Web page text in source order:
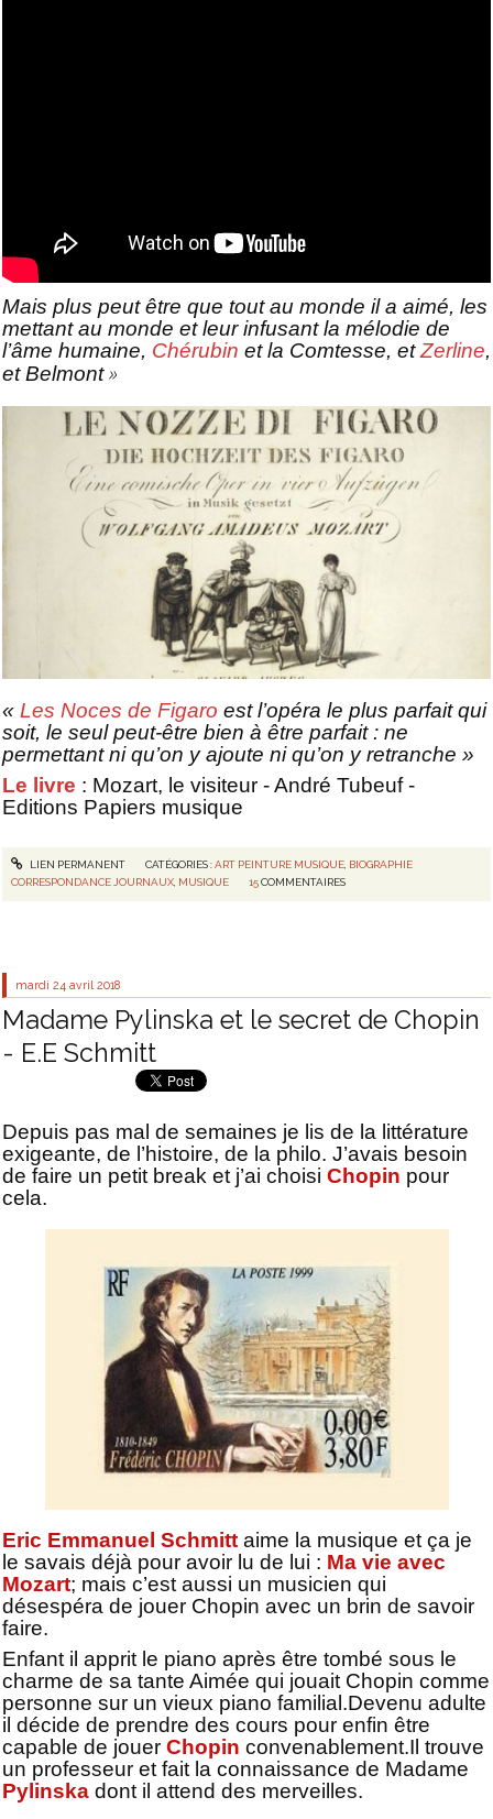
Mais plus peut être que tout au monde il a aimé, les
mettant au monde et leur infusant la mélodie de
l’âme humaine, Chérubin et la Comtesse, etZerline,
et Belmont»
« Les Noces de Figaro est l’opéra le plus parfait qui
soit, le seul peut-être bien à être parfait : ne
permettant ni qu’on y ajoute ni qu’on y retranche »
Le livre : Mozart, le visiteur - André Tubeuf -
Editions Papiers musique
LIEN PERMANENT CATÉGORIES :ART PEINTURE MUSIQUE, BIOGRAPHIE
CORRESPONDANCE JOURNAUX, MUSIQUE 15 COMMENTAIRES
mardi 24 avril 2018
Madame Pylinska et le secret de Chopin
- E.E Schmitt
Depuis pas mal de semaines je lis de la littérature
exigeante, de l’histoire, de la philo. J’avais besoin
de faire un petit break et j’ai choisi Chopin pour
cela.
Eric Emmanuel Schmitt aime la musique et ça je
le savais déjà pour avoir lu de lui : Ma vie avec
Mozart; mais c’est aussi un musicien qui
désespéra de jouer Chopin avec un brin de savoir
faire.
Enfant il apprit le piano après être tombé sous le
charme de sa tante Aimée qui jouait Chopin comme
personne sur un vieux piano familial.Devenu adulte
il décide de prendre des cours pour enfin être
capable de jouer Chopin convenablement.Il trouve
un professeur et fait la connaissance de Madame
Pylinska dont il attend des merveilles.